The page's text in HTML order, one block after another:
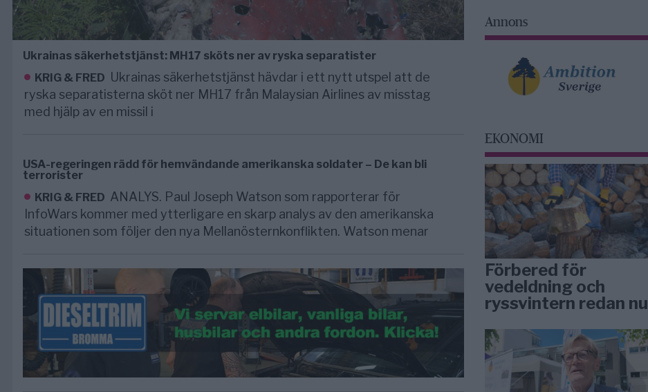
Ukrainas säkerhetstjänst: MH17 sköts ner av ryska separatister
KRIG & FRED Ukrainas säkerhetstjänst hävdar i ett nytt utspel att de
ryska separatisterna sköt ner MH17 från Malaysian Airlines av misstag
med hjälp av en missil i
USA-regeringen rädd för hemvändande amerikanska soldater – De kan bli
terrorister
KRIG & FRED ANALYS. Paul Joseph Watson som rapporterar för
InfoWars kommer med ytterligare en skarp analys av den amerikanska
situationen som följer den nya Mellanösternkonflikten. Watson menar
Annons
EKONOMI
Förbered för
vedeldning och
ryssvintern redan nu